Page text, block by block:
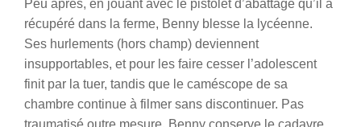
Peu après, en jouant avec le pistolet d’abattage qu’il a
récupéré dans la ferme, Benny blesse la lycéenne.
Ses hurlements (hors champ) deviennent
insupportables, et pour les faire cesser l’adolescent
finit par la tuer, tandis que le caméscope de sa
chambre continue à filmer sans discontinuer. Pas